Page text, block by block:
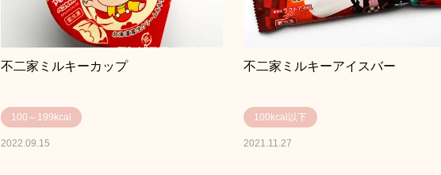
不二家ミルキーカップ
100～199kcal
2022.09.15
不二家ミルキーアイスバー
100kcal以下
2021.11.27